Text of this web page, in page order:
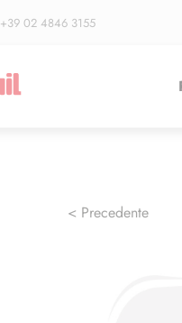
+39 02 4846 3155
< Precedente